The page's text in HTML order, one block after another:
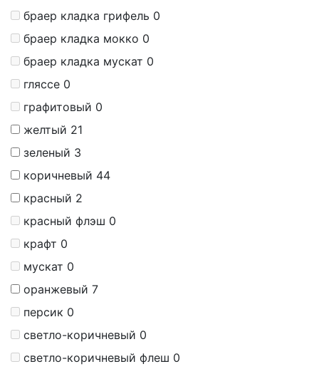
браер кладка грифель 0
браер кладка мокко 0
браер кладка мускат 0
гляссе 0
графитовый 0
желтый 21
зеленый 3
коричневый 44
красный 2
красный флэш 0
крафт 0
мускат 0
оранжевый 7
персик 0
светло-коричневый 0
светло-коричневый флеш 0